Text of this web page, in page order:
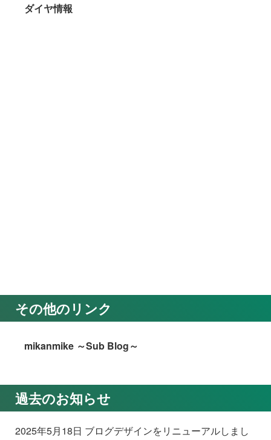
ダイヤ情報
その他のリンク
mikanmike ～Sub Blog～
過去のお知らせ
2025年5月18日 ブログデザインをリニューアルしまし